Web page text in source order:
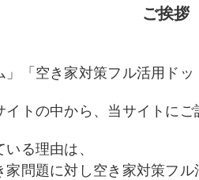
ご挨拶
」「空き家対策フル活用ド
トの中から、当サイトに
る理由は、
問題に対し空き家対策フ